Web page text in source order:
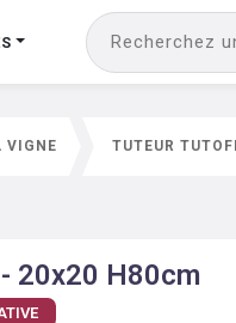
VIGNE TUTEUR
20x20 H80cm